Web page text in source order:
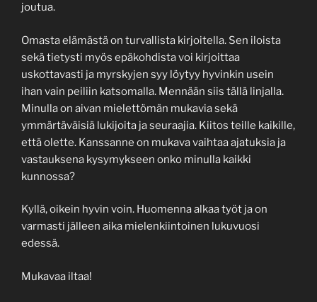
joutua.
Omasta elämästä on turvallista kirjoitella. Sen iloista
sekä tietysti myös epäkohdista voi kirjoittaa
uskottavasti ja myrskyjen syy löytyy hyvinkin usein
ihan vain peiliin katsomalla. Mennään siis tällä linjalla.
Minulla on aivan mielettömän mukavia sekä
ymmärtäväisiä lukijoita ja seuraajia. Kiitos teille kaikille,
että olette. Kanssanne on mukava vaihtaa ajatuksia ja
vastauksena kysymykseen onko minulla kaikki
kunnossa?
Kyllä, oikein hyvin voin. Huomenna alkaa työt ja on
varmasti jälleen aika mielenkiintoinen lukuvuosi
edessä.
Mukavaa iltaa!